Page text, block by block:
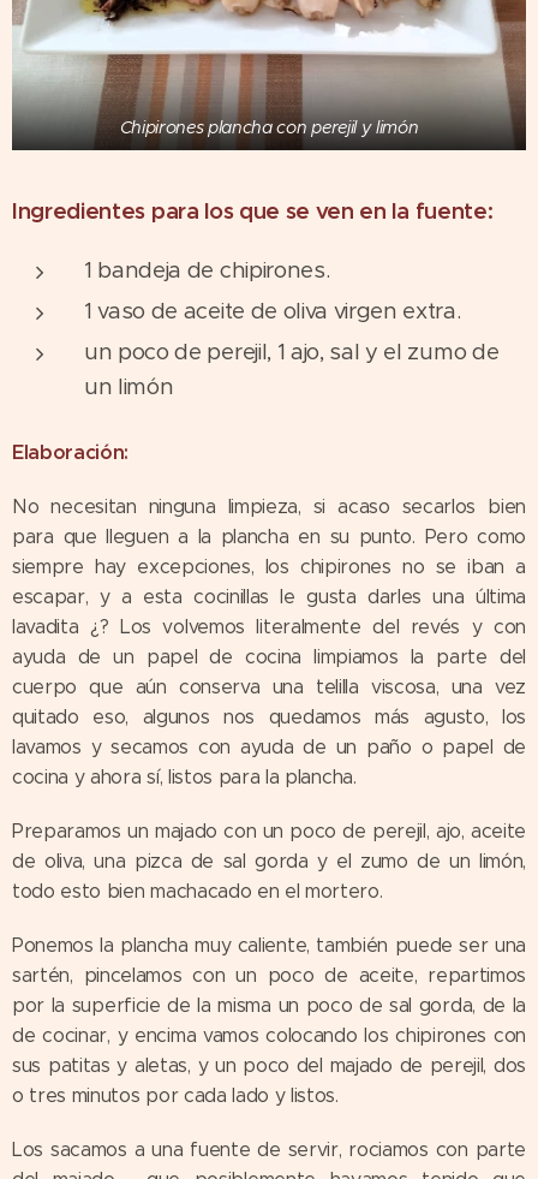
Chipirones plancha con perejil y limón
Ingredientes para los que se ven en la fuente:
1 bandeja de chipirones.
1 vaso de aceite de oliva virgen extra.
un poco de perejil, 1 ajo, sal y el zumo de
un limón
Elaboración:
No necesitan ninguna limpieza, si acaso secarlos bien
para que lleguen a la plancha en su punto. Pero como
siempre hay excepciones, los chipirones no se iban a
escapar, y a esta cocinillas le gusta darles una última
lavadita ¿? Los volvemos literalmente del revés y con
ayuda de un papel de cocina limpiamos la parte del
cuerpo que aún conserva una telilla viscosa, una vez
quitado eso, algunos nos quedamos más agusto, los
lavamos y secamos con ayuda de un paño o papel de
cocina y ahora sí, listos para la plancha.
Preparamos un majado con un poco de perejil, ajo, aceite
de oliva, una pizca de sal gorda y el zumo de un limón,
todo esto bien machacado en el mortero.
Ponemos la plancha muy caliente, también puede ser una
sartén, pincelamos con un poco de aceite, repartimos
por la superficie de la misma un poco de sal gorda, de la
de cocinar, y encima vamos colocando los chipirones con
sus patitas y aletas, y un poco del majado de perejil, dos
o tres minutos por cada lado y listos.
Los sacamos a una fuente de servir, rociamos con parte